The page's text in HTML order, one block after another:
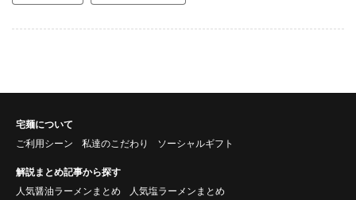
宅麺について
ご利用シーン
私達のこだわり ソーシャルギフト
解説まとめ記事から探す
人気醤油ラーメンまとめ
人気塩ラーメンまとめ